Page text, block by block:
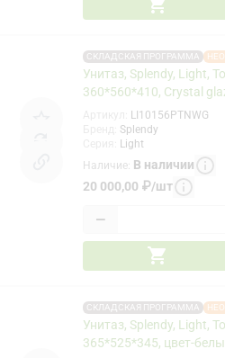
СКЛАДСКАЯ ПРОГРАММА
Унитаз, Splendy, Light,
360*560*410, Crystal
LI10156PTNWG
Splendy
Light
Наличие: В наличии
20 000,00 ₽/шт
−
СКЛАДСКАЯ ПРОГРАММА
Унитаз, Splendy, Light,
365*525*345, цвет-